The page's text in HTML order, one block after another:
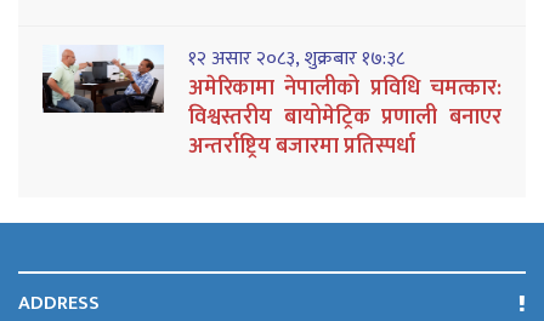
१२ असार २०८३, शुक्रबार १७:३८
अमेरिकामा नेपालीको प्रविधि चमत्कार:
विश्वस्तरीय बायोमेट्रिक प्रणाली बनाएर
अन्तर्राष्ट्रिय बजारमा प्रतिस्पर्धा
ADDRESS